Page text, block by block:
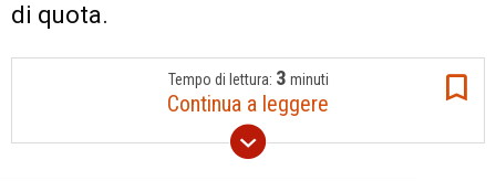
di quota.
Tempo di lettura: 3 minuti
Continua a leggere